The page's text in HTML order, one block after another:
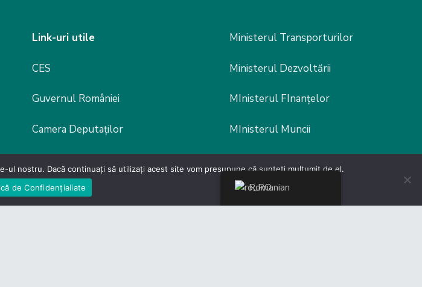
Link-uri utile
CES
Guvernul României
Camera Deputaților
Legislație
Ministerul Transporturilor
Ministerul Dezvoltării
MInisterul FInanțelor
MInisterul Muncii
Poliția Rutieră
Romanian
ul nostru. Dacă continuați să utilizați acest site vom presupune că sunteți mulțumit de el.
de Confidențialiate